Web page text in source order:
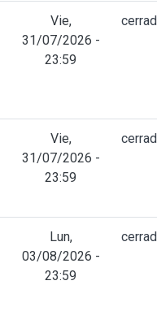
Vie,
31/07/2026 -
23:59
Vie,
31/07/2026 -
23:59
Lun,
03/08/2026 -
23:59